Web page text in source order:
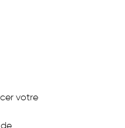
votre